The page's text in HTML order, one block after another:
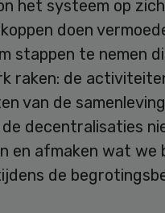
het systeem op
doen
stappen te nemen
raken: de
van de
decentralisaties
en afmaken wat we
de